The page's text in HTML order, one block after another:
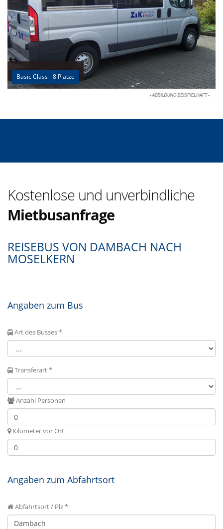
Basic Class - 8 Plätze
Kostenlose und unverbindliche
Mietbusanfrage
REISEBUS VON DAMBACH NACH
MOSELKERN
Angaben zum Bus
Art des Busses *
Transferart *
Anzahl Personen
Kilometer vor Ort
Angaben zum Abfahrtsort
Abfahrtsort / Plz *